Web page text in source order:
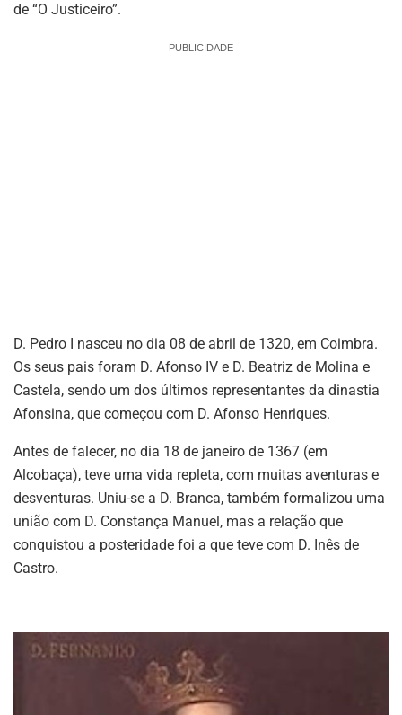
de “O Justiceiro”.
PUBLICIDADE
D. Pedro I nasceu no dia 08 de abril de 1320, em Coimbra.
Os seus pais foram D. Afonso IV e D. Beatriz de Molina e
Castela, sendo um dos últimos representantes da dinastia
Afonsina, que começou com D. Afonso Henriques.
Antes de falecer, no dia 18 de janeiro de 1367 (em
Alcobaça), teve uma vida repleta, com muitas aventuras e
desventuras. Uniu-se a D. Branca, também formalizou uma
união com D. Constança Manuel, mas a relação que
conquistou a posteridade foi a que teve com D. Inês de
Castro.